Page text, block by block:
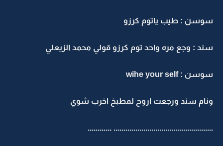
سوسن : طيب ياتوم كرزو
سند : وجع مره واحد توم كرزو قولي محمد الزيعلي
سوسن : wihe your self
ونام سند ورجعت اروح لمطبخ اخرب شوي
.................................................. ............